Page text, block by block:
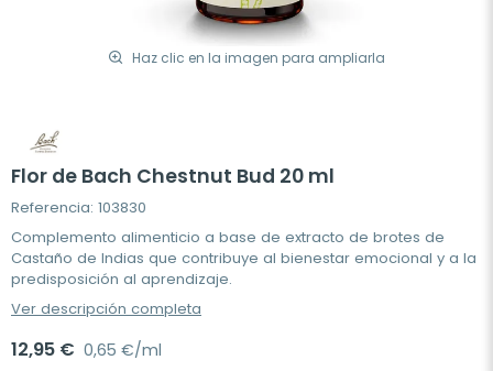
Haz clic en la imagen para ampliarla
Flor de Bach Chestnut Bud 20 ml
Referencia: 103830
Complemento alimenticio a base de extracto de brotes de
Castaño de Indias que contribuye al bienestar emocional y a la
predisposición al aprendizaje.
Ver descripción completa
12,95 € 0,65 €/ml